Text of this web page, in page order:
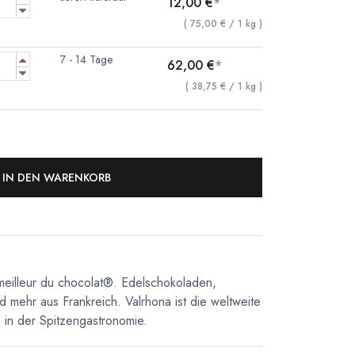
( 75,00 € / 1 kg )
7 - 14 Tage 62,00 €*
( 38,75 € / 1 kg )
IN DEN WARENKORB
du chocolat®. Edelschokoladen,
mehr aus Frankreich. Valrhona ist die weltweite
der Spitzengastronomie.